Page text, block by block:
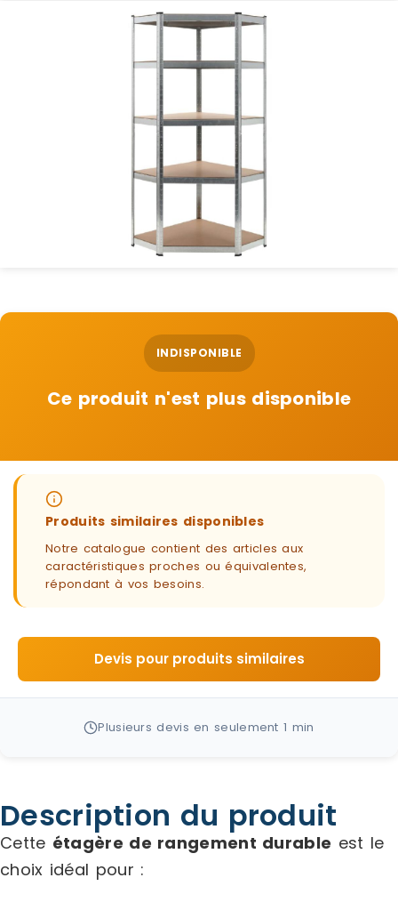
INDISPONIBLE
Ce produit n'est plus disponible
Produits similaires disponibles
Notre catalogue contient des articles aux
caractéristiques proches ou équivalentes,
répondant à vos besoins.
Devis pour produits similaires
Plusieurs devis en seulement 1 min
Description du produit
Cette étagère de rangement durable est le
choix idéal pour :